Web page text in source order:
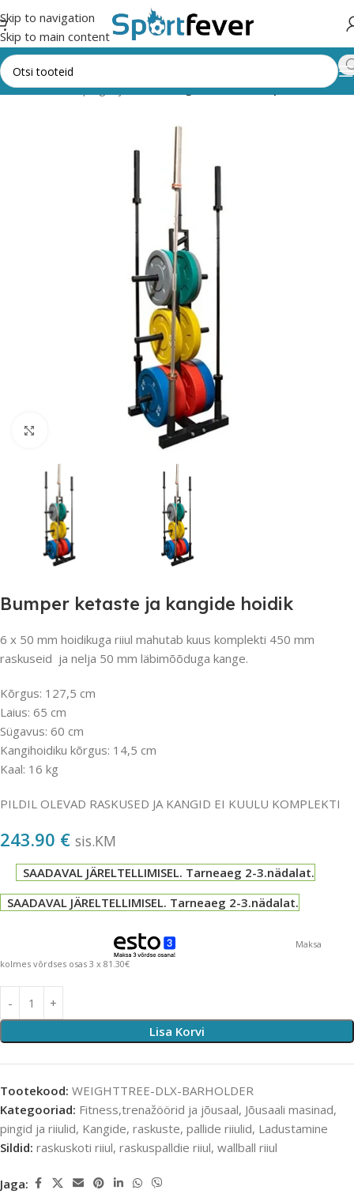
Skip to navigation
Skip to main content
masinad, pingid ja riiulid Kangide, raskuste, pallide riiulid
Suurendamiseks klõpsake
Bumper ketaste ja kangide hoidik
6 x 50 mm hoidikuga riiul mahutab kuus komplekti 450 mm
raskuseid ja nelja 50 mm läbimõõduga kange.
Kõrgus: 127,5 cm
Laius: 65 cm
Sügavus: 60 cm
Kangihoidiku kõrgus: 14,5 cm
Kaal: 16 kg
PILDIL OLEVAD RASKUSED JA KANGID EI KUULU KOMPLEKTI
243.90 € sis.KM
SAADAVAL JÄRELTELLIMISEL. Tarneaeg 2-3.nädalat.
SAADAVAL JÄRELTELLIMISEL. Tarneaeg 2-3.nädalat.
Maksa
kolmes võrdses osas 3 x 81.30€
Lisa Korvi
Tootekood: WEIGHTTREE-DLX-BARHOLDER
Kategooriad: Fitness,trenažöörid ja jõusaal, Jõusaali masinad,
pingid ja riiulid, Kangide, raskuste, pallide riiulid, Ladustamine
Sildid: raskuskoti riiul, raskuspalldie riiul, wallball riiul
Jaga: